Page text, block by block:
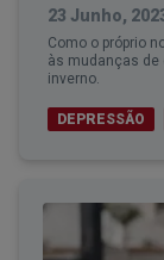
23 Junho,
Como o próprio
às mudanças
inverno.
DEPRESSÃO